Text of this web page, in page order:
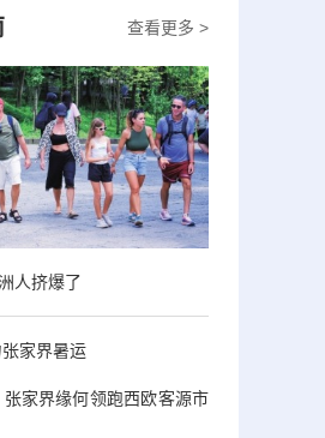
查看更多 >
人挤爆了
家界暑运
家界缘何领跑西欧客源市